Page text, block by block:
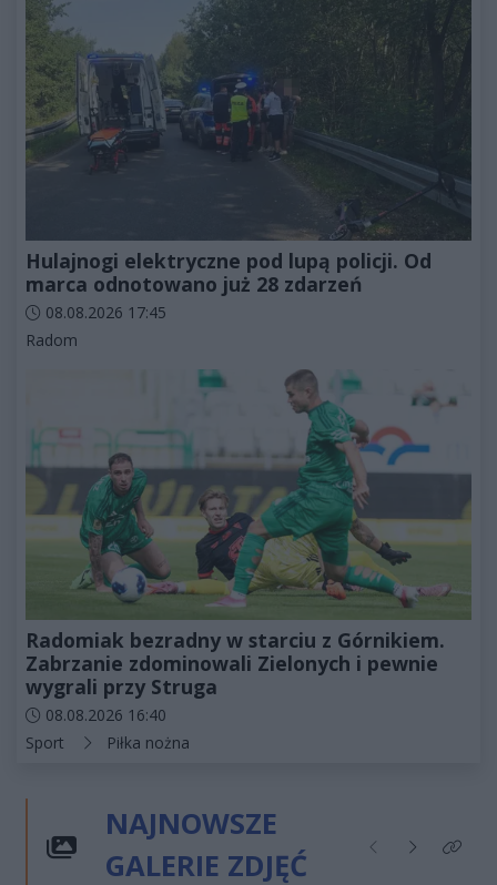
Hulajnogi elektryczne pod lupą policji. Od
marca odnotowano już 28 zdarzeń
Data dodania artykułu:
08.08.2026 17:45
Kategorie artykułu:
Radom
Radomiak bezradny w starciu z Górnikiem.
Zabrzanie zdominowali Zielonych i pewnie
wygrali przy Struga
Data dodania artykułu:
08.08.2026 16:40
Kategorie artykułu:
Sport Piłka nożna
NAJNOWSZE
GALERIE ZDJĘĆ
Poprzednie
NastępneKliknij